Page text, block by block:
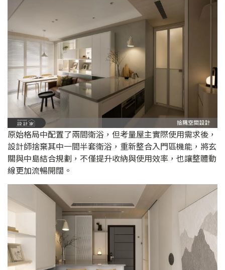
原始格局中配置了兩間衛浴，但考量屋主實際使用需求後，
設計師捨棄其中一間半套衛浴，重新整合入門區機能，將玄
關與中島結合規劃，不僅提升收納與使用效率，也讓整體動
線更加流暢開闊。